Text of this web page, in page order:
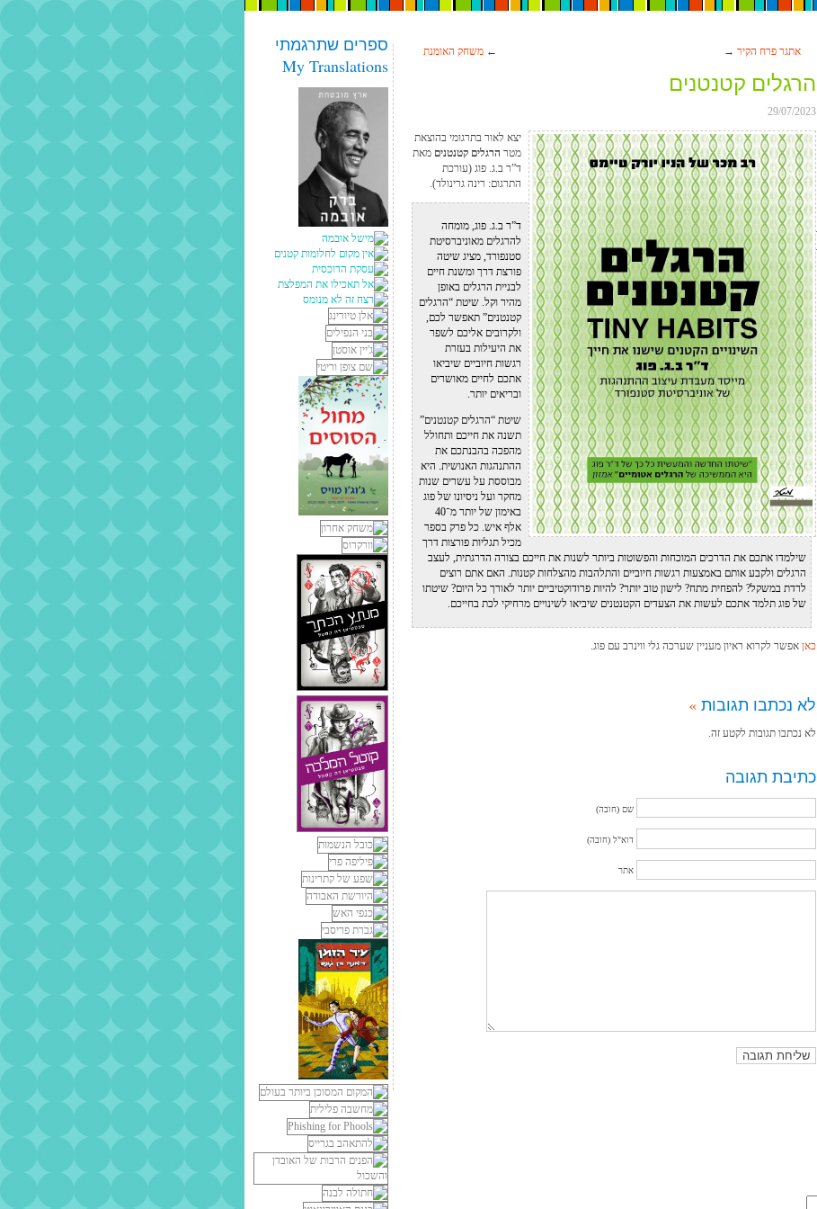
ספרים שתרגמתי
My Translations
Search
← משחק האומנת אתגר פרח הקיר →
הרגלים קטנטנים
29/07/2023
יצא לאור בתרגומי בהוצאת
מטר הרגלים קטנטנים מאת
ד”ר ב.ג. פוג (עורכת
התרגום: רינה גרינולד).
ד”ר ב.ג. פוג, מומחה
להרגלים מאוניברסיטת
סטנפורד, מציג שיטה
פורצת דרך ומשנת חיים
לבניית הרגלים באופן
מהיר וקל. שיטת “הרגלים
קטנטנים” תאפשר לכם,
ולקרובים אליכם לשפר
את היעילות בעזרת
רגשות חיוביים שיביאו
אתכם לחיים מאושרים
ובריאים יותר.
שיטת “הרגלים קטנטנים”
תשנה את חייכם ותחולל
מהפכה בהבנתכם את
ההתנהגות האנושית. היא
מבוססת על עשרים שנות
מחקר ועל ניסיונו של פוג
באימון של יותר מ־40
אלף איש. כל פרק בספר
מכיל תגליות פורצות דרך
שילמדו אתכם את הדרכים המוכחות והפשוטות ביותר לשנות את חייכם בצורה הדרגתית, לעצב
הרגלים ולקבע אותם באמצעות רגשות חיוביים והתלהבות מהצלחות קטנות. האם אתם רוצים
לרדת במשקל? להפחית מתח? לישון טוב יותר? להיות פרודוקטיביים יותר לאורך כל היום? שיטתו
של פוג תלמד אתכם לעשות את הצעדים הקטנטנים שיביאו לשינויים מרחיקי לכת בחייכם.
כאן אפשר לקרוא ראיון מעניין שערכה גלי ווינרב עם פוג.
לא נכתבו תגובות »
לא נכתבו תגובות לקטע זה.
כתיבת תגובה
שם (חובה)
דוא"ל (חובה)
אתר